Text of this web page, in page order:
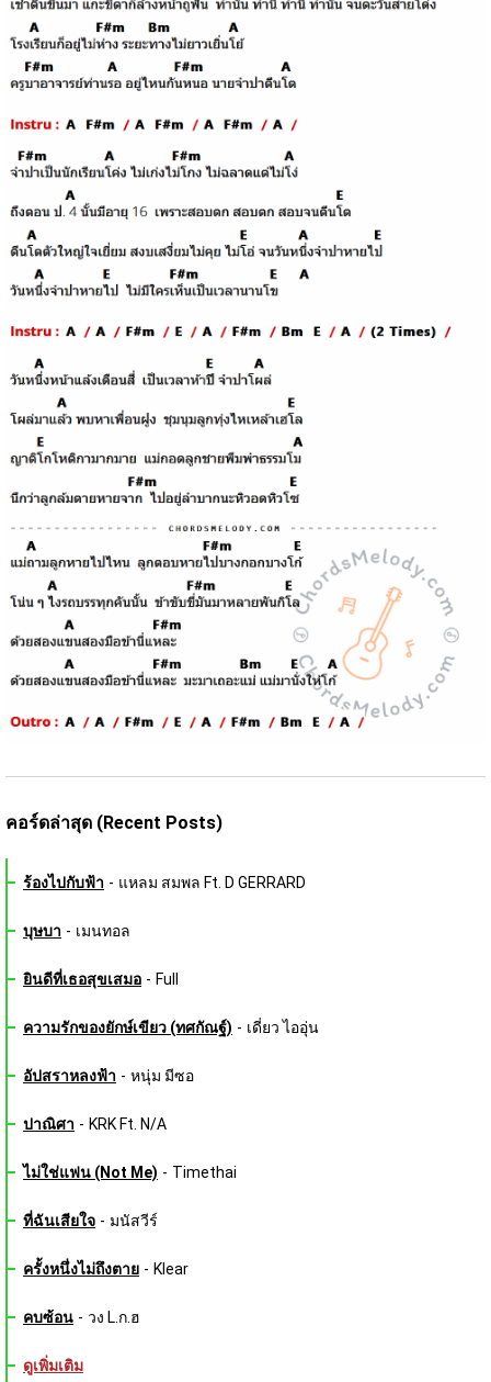
คอร์ดล่าสุด (Recent Posts)
ร้องไปกับฟ้า - แหลม สมพล Ft. D GERRARD
บุษบา - เมนทอล
ยินดีที่เธอสุขเสมอ - Full
ความรักของยักษ์เขียว (ทศกัณฐ์) - เดี่ยว ไออุ่น
อัปสราหลงฟ้า - หนุ่ม มีซอ
ปาณิศา - KRK Ft. N/A
ไม่ใช่แฟน (Not Me) - Timethai
ที่ฉันเสียใจ - มนัสวีร์
ครั้งหนึ่งไม่ถึงตาย - Klear
คบซ้อน - วง L.ก.ฮ
ดูเพิ่มเติม